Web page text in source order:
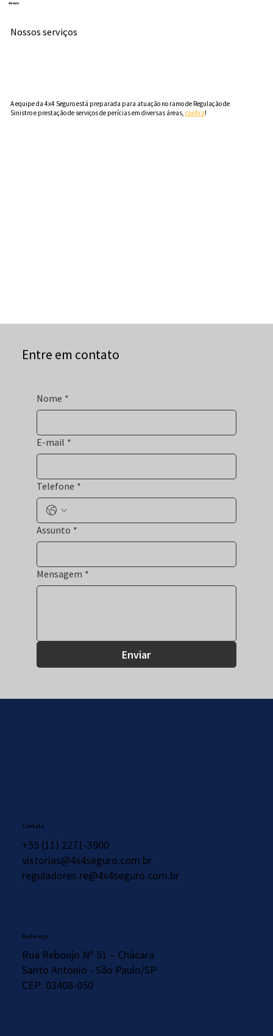
Nossos serviços
SERVIÇOS
A equipe da 4x4 Seguro está preparada para atuação no ramo de Regulação de
Sinistro e prestação de serviços de perícias em diversas áreas, confira!
Nome *
E-mail *
Telefone *
Assunto *
Mensagem *
Enviar
Entre em contato
+55 (11) 2271-3900
vistorias@4x4seguro.com.br
reguladores.re@4x4seguro.com.br
Contato
Rua Reboujo Nº 51 – Chácara
Santo Antonio - São Paulo/SP
CEP: 03408-050
Endereço